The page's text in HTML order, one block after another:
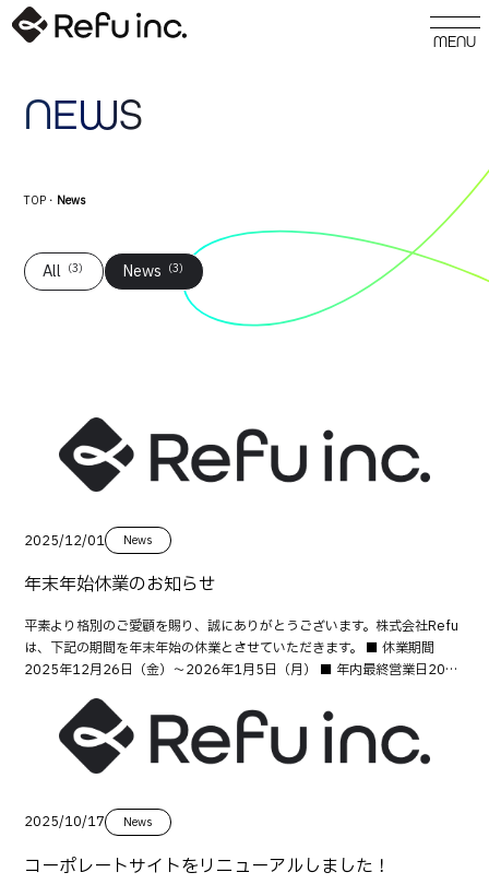
NEWS
TOP ・ News
All （3） News （3）
2025/12/01 News
年末年始休業のお知らせ
平素より格別のご愛顧を賜り、誠にありがとうございます。株式会社Refu
は、下記の期間を年末年始の休業とさせていただきます。 ■ 休業期間
2025年12月26日（金）〜2026年1月5日（月） ■ 年内最終営業日2025
だいたお問い合わせにつきましては、営業開始日以降、順次ご対応いたし
ます。 ご不便をおかけいたしますが、何卒ご理解賜りますようお願い申し
上げます。
2025/10/17 News
コーポレートサイトをリニューアルしました！